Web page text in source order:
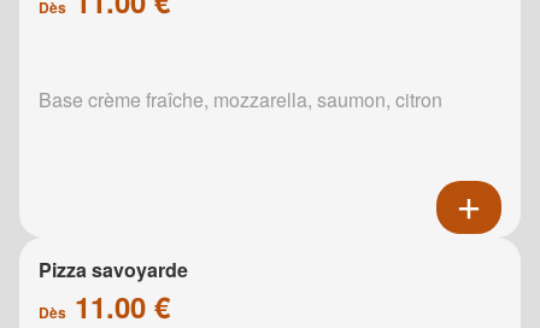
Dès
Base crème fraîche, mozzarella, saumon, citron
Pizza savoyarde
Dès 11.00 €